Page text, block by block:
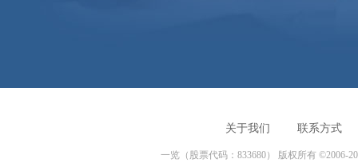
关于我们 联系方式
一览（股票代码：833680） 版权所有 ©2006-